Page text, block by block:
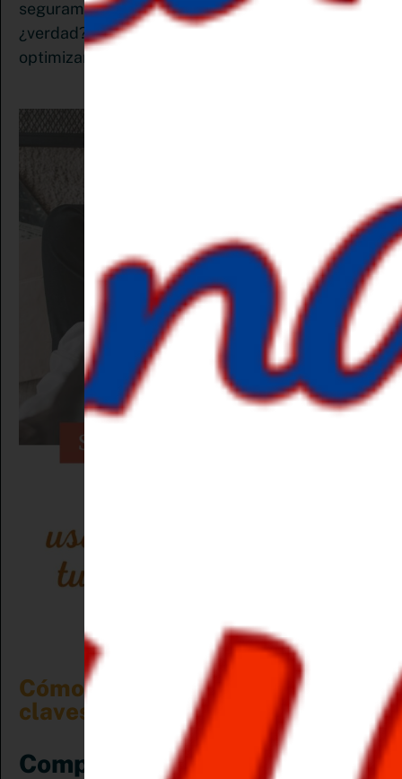
seguramente estás preguntándote el cómo,
¿verdad? A continuación te enseño cómo
optimizar el SEO en tu cuenta Pinterest
Cómo y dónde usar las palabras
claves en Pinterest
Comprende el Algoritmo: